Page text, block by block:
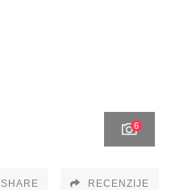
6
SHARE RECENZIJE